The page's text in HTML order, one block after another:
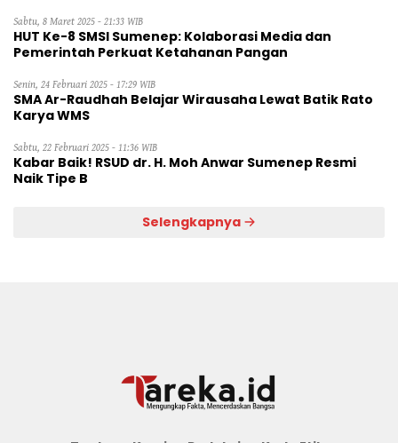
Sabtu, 8 Maret 2025 - 21:33 WIB
HUT Ke-8 SMSI Sumenep: Kolaborasi Media dan
Pemerintah Perkuat Ketahanan Pangan
Senin, 24 Februari 2025 - 17:29 WIB
SMA Ar-Raudhah Belajar Wirausaha Lewat Batik Rato
Karya WMS
Sabtu, 22 Februari 2025 - 11:36 WIB
Kabar Baik! RSUD dr. H. Moh Anwar Sumenep Resmi
Naik Tipe B
Selengkapnya